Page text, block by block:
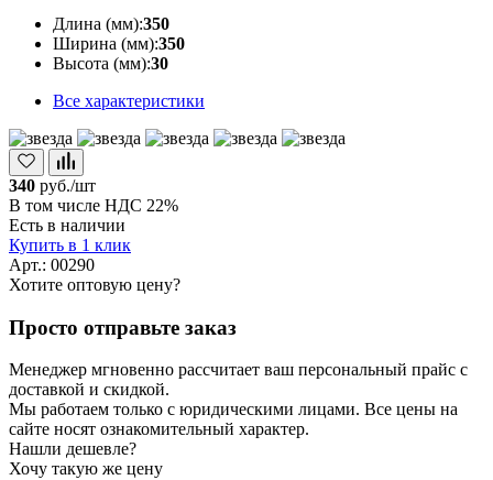
Длина (мм):350
Ширина (мм):350
Высота (мм):30
Все характеристики
340 руб./шт
В том числе НДС 22%
Есть в наличии
Купить в 1 клик
Арт.: 00290
Хотите оптовую цену?
Просто отправьте заказ
Менеджер мгновенно рассчитает ваш персональный прайс с
доставкой и скидкой.
Мы работаем только с юридическими лицами. Все цены на
сайте носят ознакомительный характер.
Нашли дешевле?
Хочу такую же цену